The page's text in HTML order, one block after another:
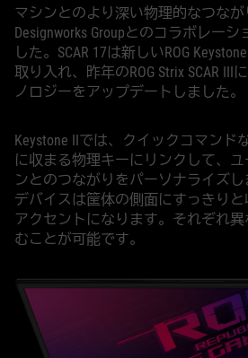
マシンとのより深い物理的なつなが
Designworks Groupとのコラボレー
した。SCAR 17は新しいROG
取り入れ、昨年のROG Strix SCAR III
ノロジーをアップデートしました。
Keystone IIでは、クイックコマンド
に収まる物理キーにリンクして、
ンとのつながりをパーソナライズし
デバイスは筐体の側面にすっきり
アクセントになります。それぞれ
むことが可能です。